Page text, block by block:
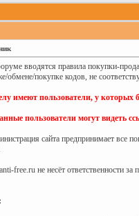
вводятся правила покупки-
обмене/покупке кодов, не
имеют пользователи, у которых
пользователи могут видеть
сайта предпринимает все
free.ru не несёт ответственности за